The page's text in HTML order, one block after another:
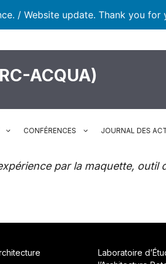
/ Website update. Thank you for
ACQUA)
CONFÉRENCES JOURNAL DES
par la maquette,
Laboratoire